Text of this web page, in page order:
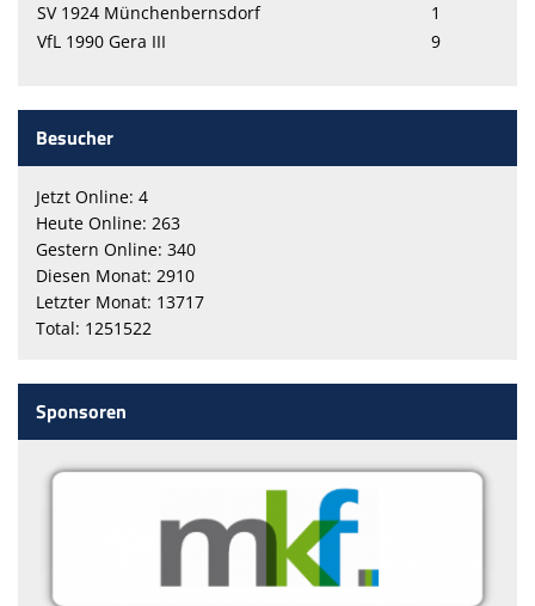
SV 1924 Münchenbernsdorf
1
VfL 1990 Gera III
9
Besucher
Jetzt Online: 4
Heute Online: 263
Gestern Online: 340
Diesen Monat: 2910
Letzter Monat: 13717
Total: 1251522
Sponsoren